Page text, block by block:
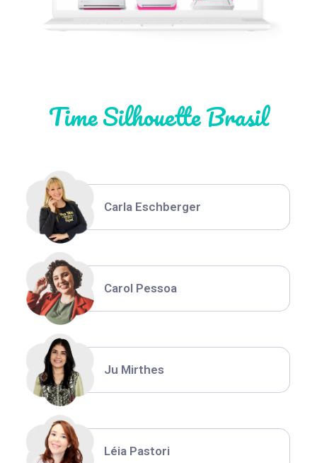
Time Silhouette Brasil
Thiara Ney
Carla Eschberger
Carol Pessoa
Ju Mirthes
Léia Pastori